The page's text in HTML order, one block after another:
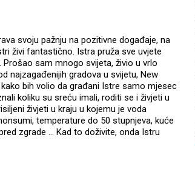
svoju pažnju na pozitivne događaje, na
živi fantastično. Istra pruža sve uvjete
sam mnogo svijeta, živio u vrlo
najzagađenijih gradova u svijetu, New
bih volio da građani Istre samo mjesec
koliku su sreću imali, roditi se i živjeti u
živjeti u kraju u kojemu je voda
temperature do 50 stupnjeva, kuće
zgrade ... Kad to doživite, onda Istru